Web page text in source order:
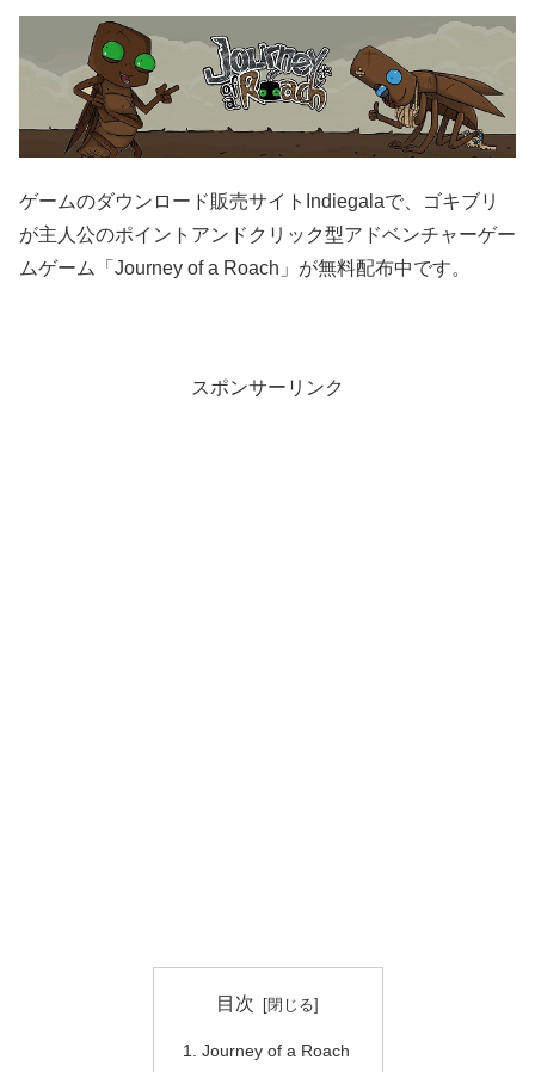
ゲームのダウンロード販売サイトIndiegalaで、ゴキブリ
が主人公のポイントアンドクリック型アドベンチャーゲー
ムゲーム「Journey of a Roach」が無料配布中です。
スポンサーリンク
目次
Journey of a Roach